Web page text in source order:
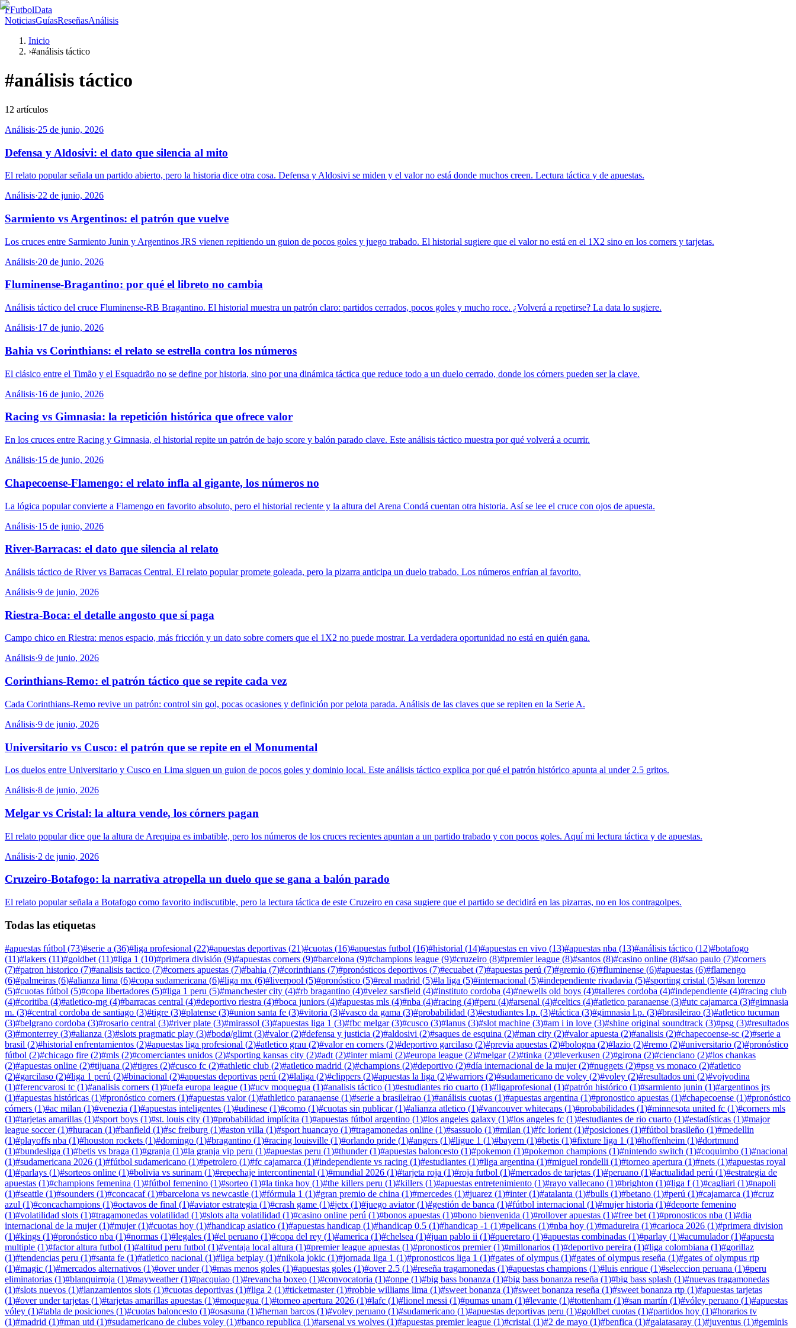
FFutbolData
NoticiasGuíasReseñasAnálisis
Inicio
›#análisis táctico
#análisis táctico
12 artículos
Análisis·25 de junio, 2026
Defensa y Aldosivi: el dato que silencia al mito
El relato popular señala un partido abierto, pero la historia dice otra cosa. Defensa y Aldosivi se miden y el valor no está donde muchos creen. Lectura táctica y de apuestas.
Análisis·22 de junio, 2026
Sarmiento vs Argentinos: el patrón que vuelve
Los cruces entre Sarmiento Junin y Argentinos JRS vienen repitiendo un guion de pocos goles y juego trabado. El historial sugiere que el valor no está en el 1X2 sino en los corners y tarjetas.
Análisis·20 de junio, 2026
Fluminense-Bragantino: por qué el libreto no cambia
Análisis táctico del cruce Fluminense-RB Bragantino. El historial muestra un patrón claro: partidos cerrados, pocos goles y mucho roce. ¿Volverá a repetirse? La data lo sugiere.
Análisis·17 de junio, 2026
Bahia vs Corinthians: el relato se estrella contra los números
El clásico entre el Timão y el Esquadrão no se define por historia, sino por una dinámica táctica que reduce todo a un duelo cerrado, donde los córners pueden ser la clave.
Análisis·16 de junio, 2026
Racing vs Gimnasia: la repetición histórica que ofrece valor
En los cruces entre Racing y Gimnasia, el historial repite un patrón de bajo score y balón parado clave. Este análisis táctico muestra por qué volverá a ocurrir.
Análisis·15 de junio, 2026
Chapecoense-Flamengo: el relato infla al gigante, los números no
La lógica popular convierte a Flamengo en favorito absoluto, pero el historial reciente y la altura del Arena Condá cuentan otra historia. Así se lee el cruce con ojos de apuesta.
Análisis·15 de junio, 2026
River-Barracas: el dato que silencia al relato
Análisis táctico de River vs Barracas Central. El relato popular promete goleada, pero la pizarra anticipa un duelo trabado. Los números enfrían al favorito.
Análisis·9 de junio, 2026
Riestra-Boca: el detalle angosto que sí paga
Campo chico en Riestra: menos espacio, más fricción y un dato sobre corners que el 1X2 no puede mostrar. La verdadera oportunidad no está en quién gana.
Análisis·9 de junio, 2026
Corinthians-Remo: el patrón táctico que se repite cada vez
Cada Corinthians-Remo revive un patrón: control sin gol, pocas ocasiones y definición por pelota parada. Análisis de las claves que se repiten en la Serie A.
Análisis·9 de junio, 2026
Universitario vs Cusco: el patrón que se repite en el Monumental
Los duelos entre Universitario y Cusco en Lima siguen un guion de pocos goles y dominio local. Este análisis táctico explica por qué el patrón histórico apunta al under 2.5 gritos.
Análisis·8 de junio, 2026
Melgar vs Cristal: la altura vende, los córners pagan
El relato popular dice que la altura de Arequipa es imbatible, pero los números de los cruces recientes apuntan a un partido trabado y con pocos goles. Aquí mi lectura táctica y de apuestas.
Análisis·2 de junio, 2026
Cruzeiro-Botafogo: la narrativa atropella un duelo que se gana a balón parado
El relato popular señala a Botafogo como favorito indiscutible, pero la lectura táctica de este Cruzeiro en casa sugiere que el partido se decidirá en las pizarras, no en los contragolpes.
Todas las etiquetas
#apuestas fútbol (73)#serie a (36)#liga profesional (22)#apuestas deportivas (21)#cuotas (16)#apuestas futbol (16)#historial (14)#apuestas en vivo (13)#apuestas nba (13)#análisis táctico (12)#botafogo
(11)#lakers (11)#goldbet (11)#liga 1 (10)#primera división (9)#apuestas corners (9)#barcelona (9)#champions league (9)#cruzeiro (8)#premier league (8)#santos (8)#casino online (8)#sao paulo (7)#corners
(7)#patron historico (7)#analisis tactico (7)#corners apuestas (7)#bahia (7)#corinthians (7)#pronósticos deportivos (7)#ecuabet (7)#apuestas perú (7)#gremio (6)#fluminense (6)#apuestas (6)#flamengo
(6)#palmeiras (6)#alianza lima (6)#copa sudamericana (6)#liga mx (6)#liverpool (5)#pronóstico (5)#real madrid (5)#la liga (5)#internacional (5)#independiente rivadavia (5)#sporting cristal (5)#san lorenzo
(5)#cuotas fútbol (5)#copa libertadores (5)#liga 1 peru (5)#manchester city (4)#rb bragantino (4)#velez sarsfield (4)#instituto cordoba (4)#newells old boys (4)#talleres cordoba (4)#independiente (4)#racing club
(4)#coritiba (4)#atletico-mg (4)#barracas central (4)#deportivo riestra (4)#boca juniors (4)#apuestas mls (4)#nba (4)#racing (4)#peru (4)#arsenal (4)#celtics (4)#atletico paranaense (3)#utc cajamarca (3)#gimnasia
m. (3)#central cordoba de santiago (3)#tigre (3)#platense (3)#union santa fe (3)#vitoria (3)#vasco da gama (3)#probabilidad (3)#estudiantes l.p. (3)#táctica (3)#gimnasia l.p. (3)#brasileirao (3)#atletico tucuman
(3)#belgrano cordoba (3)#rosario central (3)#river plate (3)#mirassol (3)#apuestas liga 1 (3)#fbc melgar(3)#cusco (3)#lanus (3)#slot machine (3)#am i in love (3)#shine original soundtrack (3)#psg (3)#resultados
(3)#monterrey (3)#alianza (3)#slots pragmatic play (3)#bodø/glimt (3)#valor(2)#defensa y justicia (2)#aldosivi (2)#saques de esquina (2)#man city (2)#valor apuesta (2)#analisis (2)#chapecoense-sc (2)#serie a
brasil (2)#historial enfrentamientos (2)#apuestas liga profesional (2)#atletico grau (2)#valor en corners (2)#deportivo garcilaso (2)#previa apuestas (2)#bologna (2)#lazio (2)#remo (2)#universitario (2)#pronóstico
fútbol (2)#chicago fire (2)#mls (2)#comerciantes unidos (2)#sporting kansas city (2)#adt (2)#inter miami (2)#europa league (2)#melgar(2)#tinka (2)#leverkusen (2)#girona (2)#cienciano (2)#los chankas
(2)#apuestas online (2)#tijuana (2)#tigres (2)#cusco fc (2)#athletic club (2)#atletico madrid (2)#champions (2)#deportivo (2)#día internacional de la mujer(2)#nuggets (2)#psg vs monaco (2)#atletico
(2)#garcilaso (2)#liga 1 perú (2)#binacional (2)#apuestas deportivas perú (2)#laliga (2)#clippers (2)#apuestas la liga (2)#warriors (2)#sudamericano de voley (2)#voley (2)#resultados uni (2)#vojvodina
(1)#ferencvarosi tc (1)#analisis corners (1)#uefa europa league (1)#ucv moquegua (1)#analisis táctico (1)#estudiantes rio cuarto (1)#ligaprofesional (1)#patrón histórico (1)#sarmiento junin (1)#argentinos jrs
(1)#apuestas históricas (1)#pronóstico corners (1)#apuestas valor(1)#athletico paranaense (1)#serie a brasileirao (1)#análisis cuotas (1)#apuestas argentina (1)#pronostico apuestas (1)#chapecoense (1)#pronóstico
córners (1)#ac milan (1)#venezia (1)#apuestas inteligentes (1)#udinese (1)#como (1)#cuotas sin publicar(1)#alianza atletico (1)#vancouver whitecaps (1)#probabilidades (1)#minnesota united fc (1)#corners mls
(1)#tarjetas amarillas (1)#sport boys (1)#st. louis city (1)#probabilidad implícita (1)#apuestas fútbol argentino (1)#los angeles galaxy (1)#los angeles fc (1)#estudiantes de rio cuarto (1)#estadísticas (1)#major
league soccer(1)#huracan (1)#banfield (1)#sc freiburg (1)#aston villa (1)#sport huancayo (1)#tragamonedas online (1)#sassuolo (1)#milan (1)#fc lorient (1)#posiciones (1)#fútbol brasileño (1)#medellin
(1)#playoffs nba (1)#houston rockets (1)#domingo (1)#bragantino (1)#racing louisville (1)#orlando pride (1)#angers (1)#ligue 1 (1)#bayern (1)#betis (1)#fixture liga 1 (1)#hoffenheim (1)#dortmund
(1)#bundesliga (1)#betis vs braga (1)#granja (1)#la granja vip peru (1)#apuestas peru (1)#thunder(1)#apuestas baloncesto (1)#pokemon (1)#pokemon champions (1)#nintendo switch (1)#coquimbo (1)#nacional
(1)#sudamericana 2026 (1)#fútbol sudamericano (1)#petrolero (1)#fc cajamarca (1)#independiente vs racing (1)#estudiantes (1)#liga argentina (1)#miguel rondelli (1)#torneo apertura (1)#nets (1)#apuestas royal
(1)#parlays (1)#sorteos online (1)#bolivia vs surinam (1)#repechaje intercontinental (1)#mundial 2026 (1)#tarjeta roja (1)#roja futbol (1)#mercados de tarjetas (1)#peruano (1)#actualidad perú (1)#estrategia de
apuestas (1)#champions femenina (1)#fútbol femenino (1)#sorteo (1)#la tinka hoy (1)#the killers peru (1)#killers (1)#apuestas entretenimiento (1)#rayo vallecano (1)#brighton (1)#liga f(1)#cagliari (1)#napoli
(1)#seattle (1)#sounders (1)#concacaf(1)#barcelona vs newcastle (1)#fórmula 1 (1)#gran premio de china (1)#mercedes (1)#juarez (1)#inter(1)#atalanta (1)#bulls (1)#betano (1)#perú (1)#cajamarca (1)#cruz
azul (1)#concachampions (1)#octavos de final (1)#aviator estrategia (1)#crash game (1)#jetx (1)#juego aviator(1)#gestión de banca (1)#fútbol internacional (1)#mujer historia (1)#deporte femenino
(1)#volatilidad slots (1)#tragamonedas volatilidad (1)#slots alta volatilidad (1)#casino online perú (1)#bonos apuestas (1)#bono bienvenida (1)#rollover apuestas (1)#free bet (1)#pronosticos nba (1)#dia
internacional de la mujer(1)#mujer(1)#cuotas hoy (1)#handicap asiatico (1)#apuestas handicap (1)#handicap 0.5 (1)#handicap -1 (1)#pelicans (1)#nba hoy (1)#madureira (1)#carioca 2026 (1)#primera division
(1)#kings (1)#pronóstico nba (1)#normas (1)#legales (1)#el peruano (1)#copa del rey (1)#america (1)#chelsea (1)#juan pablo ii (1)#queretaro (1)#apuestas combinadas (1)#parlay (1)#acumulador(1)#apuesta
multiple (1)#factor altura futbol (1)#altitud peru futbol (1)#ventaja local altura (1)#premier league apuestas (1)#pronosticos premier(1)#millonarios (1)#deportivo pereira (1)#liga colombiana (1)#gorillaz
(1)#tendencias peru (1)#santa fe (1)#atletico nacional (1)#liga betplay (1)#nikola jokic (1)#jornada liga 1 (1)#pronosticos liga 1 (1)#gates of olympus (1)#gates of olympus reseña (1)#gates of olympus rtp
(1)#magic (1)#mercados alternativos (1)#over under(1)#mas menos goles (1)#apuestas goles (1)#over 2.5 (1)#reseña tragamonedas (1)#apuestas champions (1)#luis enrique (1)#seleccion peruana (1)#peru
eliminatorias (1)#blanquirroja (1)#mayweather(1)#pacquiao (1)#revancha boxeo (1)#convocatoria (1)#onpe (1)#big bass bonanza (1)#big bass bonanza reseña (1)#big bass splash (1)#nuevas tragamonedas
(1)#slots nuevos (1)#lanzamientos slots (1)#cuotas deportivas (1)#liga 2 (1)#ticketmaster(1)#robbie williams lima (1)#sweet bonanza (1)#sweet bonanza reseña (1)#sweet bonanza rtp (1)#apuestas tarjetas
(1)#over under tarjetas (1)#tarjetas amarillas apuestas (1)#moquegua (1)#torneo apertura 2026 (1)#lafc (1)#lionel messi (1)#pumas unam (1)#levante (1)#tottenham (1)#san martín (1)#vóley peruano (1)#apuestas
vóley (1)#tabla de posiciones (1)#cuotas baloncesto (1)#osasuna (1)#hernan barcos (1)#voley peruano (1)#sudamericano (1)#apuestas deportivas peru (1)#goldbet cuotas (1)#partidos hoy (1)#horarios tv
(1)#madrid (1)#man utd (1)#sudamericano de clubes voley (1)#banco republica (1)#arsenal vs wolves (1)#apuestas premier league (1)#cristal (1)#2 de mayo (1)#benfica (1)#galatasaray (1)#juventus (1)#geminis